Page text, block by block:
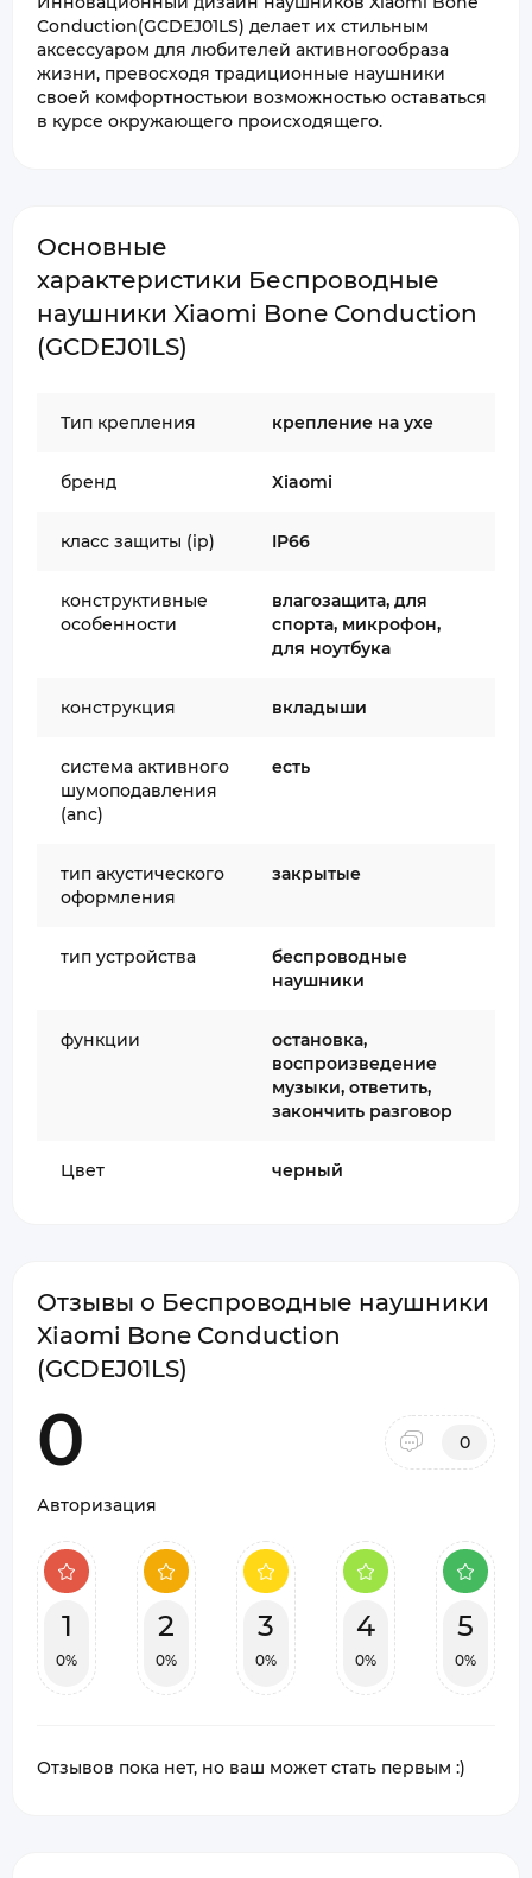
Conduction(GCDEJ01LS) делает их стильным
аксессуаром для любителей активногообраза
жизни, превосходя традиционные наушники
своей комфортностьюи возможностью оставаться
в курсе окружающего происходящего.
Основные
характеристики Беспроводные
наушники Xiaomi Bone Conduction
(GCDEJ01LS)
Тип крепления крепление на ухе
бренд Xiaomi
класс защиты (ip) IP66
конструктивные
особенности
влагозащита, для
спорта, микрофон,
для ноутбука
конструкция вкладыши
система активного
шумоподавления
(anc)
есть
тип акустического
оформления
закрытые
тип устройства
беспроводные
наушники
функции
остановка,
воспроизведение
музыки, ответить,
закончить разговор
Цвет черный
Отзывы о Беспроводные наушники
Xiaomi Bone Conduction
(GCDEJ01LS)
0 0
Авторизация
1
0%
2
0%
3
0%
4
0%
5
0%
Отзывов пока нет, но ваш может стать первым :)